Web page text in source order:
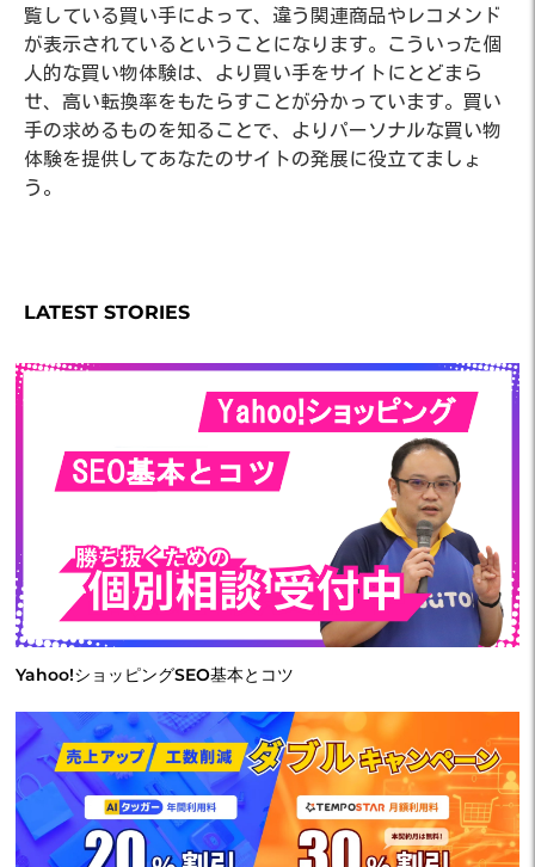
覧している買い手によって、違う関連商品やレコメンド
が表示されているということになります。こういった個
人的な買い物体験は、より買い手をサイトにとどまら
せ、高い転換率をもたらすことが分かっています。買い
手の求めるものを知ることで、よりパーソナルな買い物
体験を提供してあなたのサイトの発展に役立てましょ
う。
LATEST STORIES
Yahoo!ショッピングSEO基本とコツ